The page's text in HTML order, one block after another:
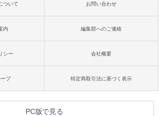
ついて お問い合わせ
内 編集部へのご連絡
シー 会社概要
プ 特定商取引法に基づく表示
PC版で見る